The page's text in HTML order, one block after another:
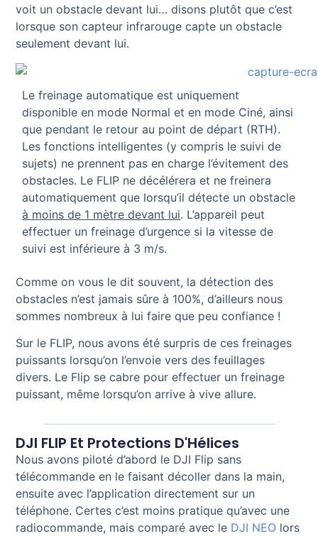
voit un obstacle devant lui… disons plutôt que c’est
lorsque son capteur infrarouge capte un obstacle
seulement devant lui.
Le freinage automatique est uniquement
disponible en mode Normal et en mode Ciné, ainsi
que pendant le retour au point de départ (RTH).
Les fonctions intelligentes (y compris le suivi de
sujets) ne prennent pas en charge l’évitement des
obstacles. Le FLIP ne décélérera et ne freinera
automatiquement que lorsqu’il détecte un obstacle
à moins de 1 mètre devant lui. L’appareil peut
effectuer un freinage d’urgence si la vitesse de
suivi est inférieure à 3 m/s.
Comme on vous le dit souvent, la détection des
obstacles n’est jamais sûre à 100%, d’ailleurs nous
sommes nombreux à lui faire que peu confiance !
Sur le FLIP, nous avons été surpris de ces freinages
puissants lorsqu’on l’envoie vers des feuillages
divers. Le Flip se cabre pour effectuer un freinage
puissant, même lorsqu’on arrive à vive allure.
DJI FLIP Et Protections D'Hélices
Nous avons piloté d’abord le DJI Flip sans
télécommande en le faisant décoller dans la main,
ensuite avec l’application directement sur un
téléphone. Certes c’est moins pratique qu’avec une
radiocommande, mais comparé avec le DJI NEO lors